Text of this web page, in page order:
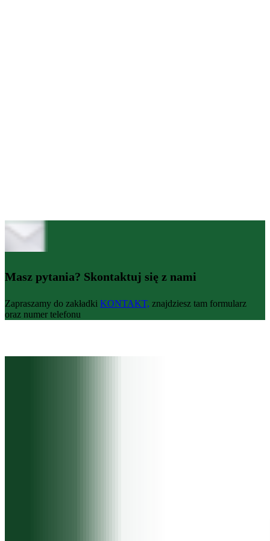
Masz pytania? Skontaktuj się z nami
Zapraszamy do zakładki KONTAKT, znajdziesz tam formularz
oraz numer telefonu